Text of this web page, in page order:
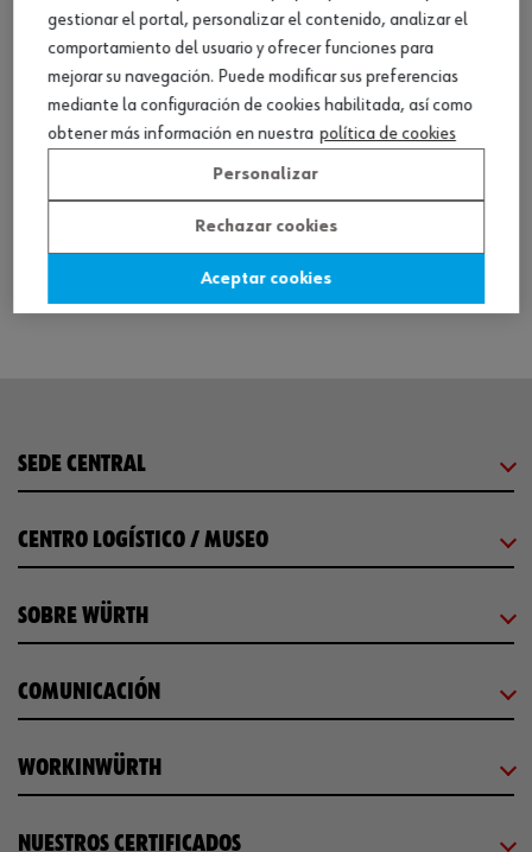
Panel heating system accessories PRINETO
SEDE CENTRAL
CENTRO LOGÍSTICO / MUSEO
SOBRE WÜRTH
COMUNICACIÓN
WORKINWÜRTH
NUESTROS CERTIFICADOS
gestionar el portal, personalizar el contenido, analizar el
comportamiento del usuario y ofrecer funciones para
mejorar su navegación. Puede modificar sus preferencias
mediante la configuración de cookies habilitada, así como
obtener más información en nuestra política de cookies
Personalizar
Rechazar cookies
Aceptar cookies